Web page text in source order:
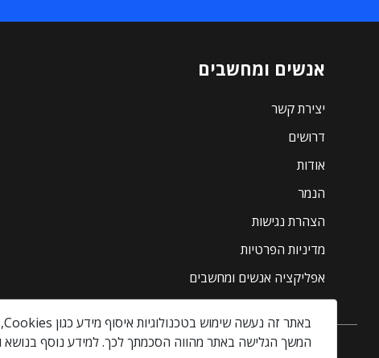
אנשים ומחשבים
יצירת קשר
דרושים
אודות
הנמר
הצהרת נגישות
מדיניות הפרטיות
אפליקציה אנשים ומחשבים
אנשים ומחשבים © 2026 – כל הזכויות שמורות
באתר זה נעשה שימוש בטכנולוגיות איסוף מידע כגון Cookies, לרבות על ידי צדדים שלישיים, כדי לספק לך חווית גלישה טובה יותר וכן למטרות סטטיסטיקה, איפיון ושיווק.
המשך הגלישה באתר מהווה הסכמתך לכך. למידע נוסף